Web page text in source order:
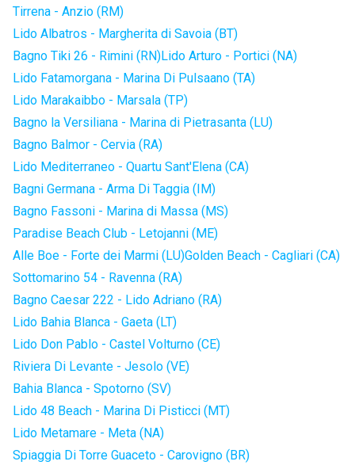
Tirrena - Anzio (RM)
Lido Albatros - Margherita di Savoia (BT)
Bagno Tiki 26 - Rimini (RN)Lido Arturo - Portici (NA)
Lido Fatamorgana - Marina Di Pulsaano (TA)
Lido Marakaibbo - Marsala (TP)
Bagno la Versiliana - Marina di Pietrasanta (LU)
Bagno Balmor - Cervia (RA)
Lido Mediterraneo - Quartu Sant'Elena (CA)
Bagni Germana - Arma Di Taggia (IM)
Bagno Fassoni - Marina di Massa (MS)
Paradise Beach Club - Letojanni (ME)
Alle Boe - Forte dei Marmi (LU)Golden Beach - Cagliari (CA)
Sottomarino 54 - Ravenna (RA)
Bagno Caesar 222 - Lido Adriano (RA)
Lido Bahia Blanca - Gaeta (LT)
Lido Don Pablo - Castel Volturno (CE)
Riviera Di Levante - Jesolo (VE)
Bahia Blanca - Spotorno (SV)
Lido 48 Beach - Marina Di Pisticci (MT)
Lido Metamare - Meta (NA)
Spiaggia Di Torre Guaceto - Carovigno (BR)